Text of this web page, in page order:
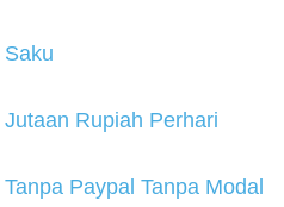
Rupiah Perhari
Paypal Tanpa Modal